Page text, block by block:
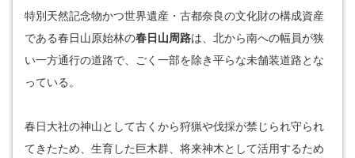
特別天然記念物かつ世界遺産・古都奈良の文化財の構成資産
である春日山原始林の春日山周路は、北から南への幅員が狭
い一方通行の道路で、ごく一部を除き平らな未舗装道路とな
っている。
春日大社の神山として古くから狩猟や伐採が禁じられ守られ
てきたため、生育した巨木群、将来神木として活用するため